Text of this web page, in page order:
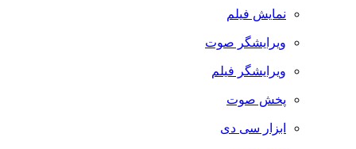
نمایش فیلم
ویرایشگر صوت
ویرایشگر فیلم
پخش صوت
ابزار سی دی